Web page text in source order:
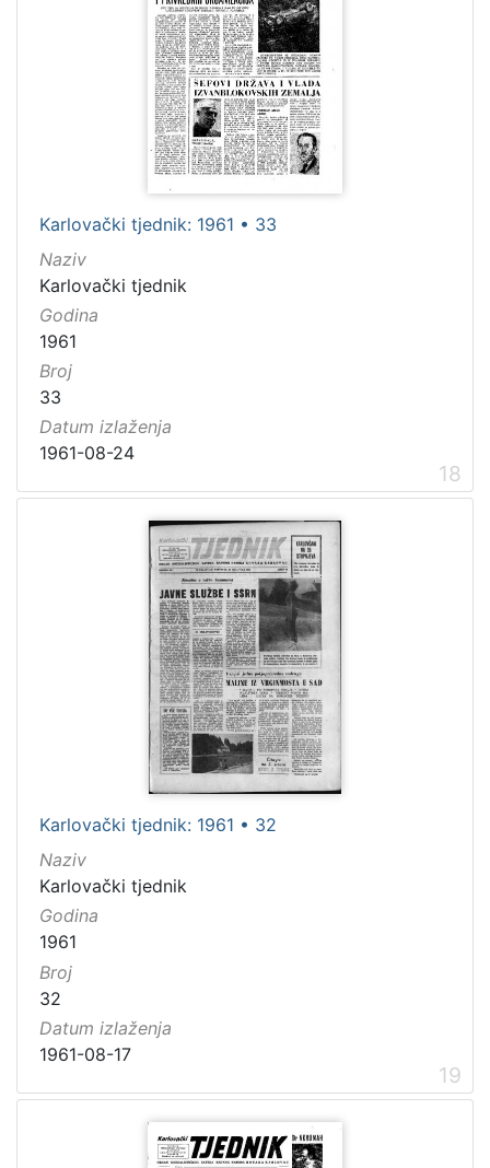
Karlovački tjednik: 1961 • 33
Naziv
Karlovački tjednik
Godina
1961
Broj
33
Datum izlaženja
1961-08-24
18
Karlovački tjednik: 1961 • 32
Naziv
Karlovački tjednik
Godina
1961
Broj
32
Datum izlaženja
1961-08-17
19